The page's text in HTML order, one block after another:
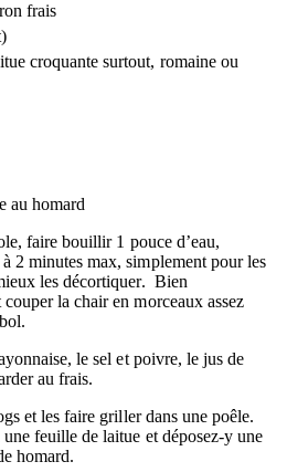
frais
croquante surtout, romaine ou
faire bouillir 1 pouce d’eau,
2 minutes max, simplement pour les
les décortiquer. Bien
la chair en morceaux assez
le sel et poivre, le jus de
au frais.
et les faire griller dans une poêle.
feuille de laitue et déposez-y une
homard.